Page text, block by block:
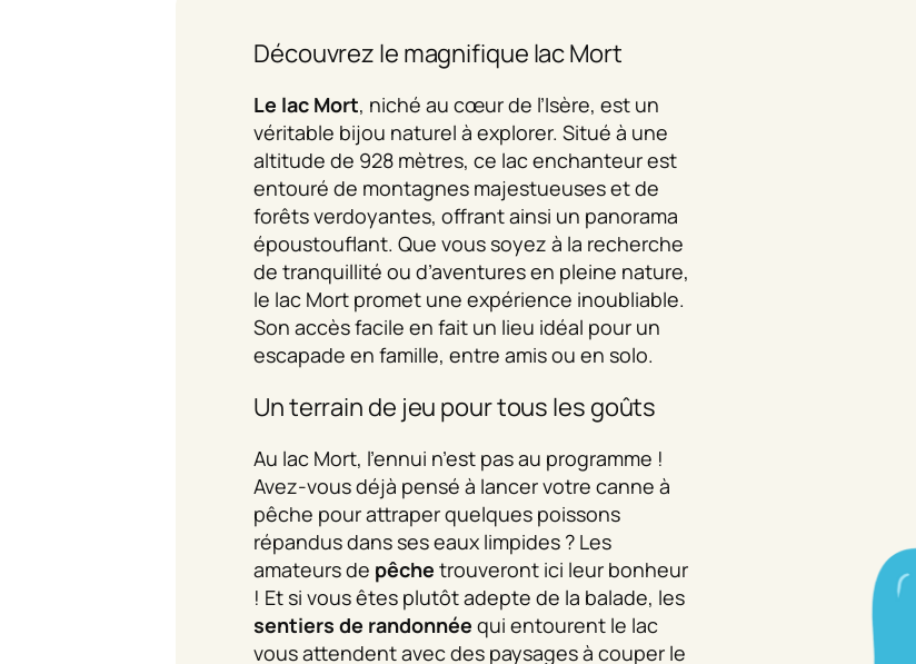
Découvrez le magnifique lac Mort
Le lac Mort, niché au cœur de l’Isère, est un
véritable bijou naturel à explorer. Situé à une
altitude de 928 mètres, ce lac enchanteur est
entouré de montagnes majestueuses et de
forêts verdoyantes, offrant ainsi un panorama
époustouflant. Que vous soyez à la recherche
de tranquillité ou d’aventures en pleine nature,
le lac Mort promet une expérience inoubliable.
Son accès facile en fait un lieu idéal pour un
escapade en famille, entre amis ou en solo.
Un terrain de jeu pour tous les goûts
Au lac Mort, l’ennui n’est pas au programme !
Avez-vous déjà pensé à lancer votre canne à
pêche pour attraper quelques poissons
répandus dans ses eaux limpides ? Les
amateurs de pêche trouveront ici leur bonheur
! Et si vous êtes plutôt adepte de la balade, les
sentiers de randonnée qui entourent le lac
vous attendent avec des paysages à couper le